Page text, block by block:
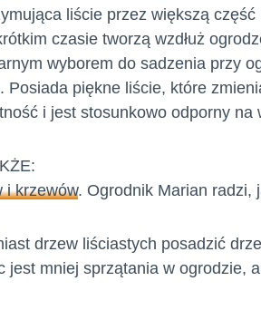
liście przez większą część
czasie tworzą wzdłuż
wyborem do sadzenia przy
Posiada piękne liście, które
i jest stosunkowo odporny na
i krzewów. Ogrodnik Marian radzi,
drzew liściastych posadzić
jest mniej sprzątania w ogrodzie,